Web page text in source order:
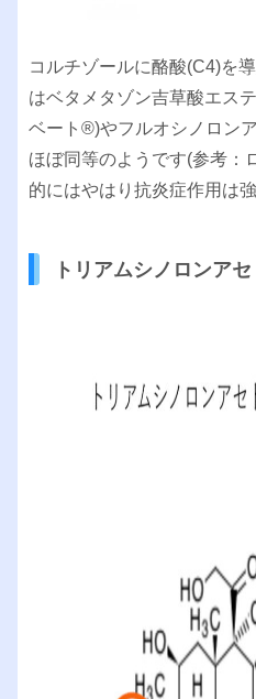
コルチゾールに酪酸(C4)を
はベタメタゾン吉草酸エス
ベート®︎)やフルオシノロン
ほぼ同等のようです(参考：
的にはやはり抗炎症作用は
トリアムシノロンア